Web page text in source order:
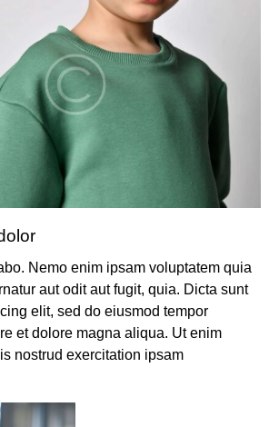
Nemo enim ipsam voluptatem quia
aut odit aut fugit, quia. Dicta sunt
elit, sed do eiusmod tempor
et dolore magna aliqua. Ut enim
nostrud exercitation ipsam